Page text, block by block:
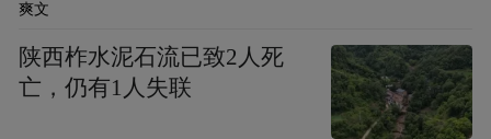
说他是社会主义，甚至有人说斯大林主义，
结果奥巴马是有一点改变，但是他没有走得
很远。富兰克林·罗斯福在搞新政政策的时
候，用行政权来干涉立法，有人认为他的权
爽文
陕西柞水泥石流已致2人死
亡，仍有1人失联